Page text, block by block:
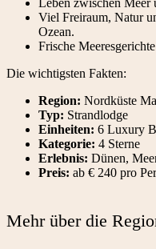
Leben zwischen Meer
Viel Freiraum, Natur
Ozean.
Frische
Die wichtigsten Fakten:
Region: Nordküste
Typ: Strandlodge
Einheiten: 6 Luxury
Kategorie: 4 Sterne
Erlebnis: Dünen,
Preis: ab € 240 pro
Mehr über die